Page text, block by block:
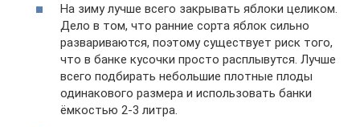
На зиму лучше всего закрывать яблоки целиком.
Дело в том, что ранние сорта яблок сильно
развариваются, поэтому существует риск того,
что в банке кусочки просто расплывутся. Лучше
всего подбирать небольшие плотные плоды
одинакового размера и использовать банки
ёмкостью 2-3 литра.